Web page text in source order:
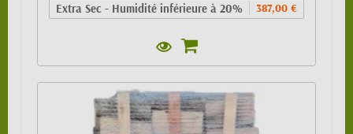
Extra Sec - Humidité inférieure à 20% 387,00 €